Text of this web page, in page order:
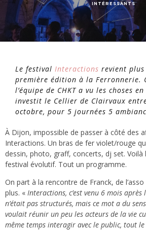
INTÉRESSANTS
Le festival Interactions revient plus
première édition à la Ferronnerie.
l’équipe de CHKT a vu les choses
investit le Cellier de Clairvaux
octobre, pour 5 journées 5
À Dijon, impossible de passer à côté des
Interactions. Un bras de fer violet/rouge
dessin, photo, graff, concerts, dj set.
festival évolutif. Tout un programme.
On part à la rencontre de Franck, de
plus. « Interactions, c’est venu 6 mois après
n’était pas structurés, mais ce mot a du
voulait réunir un peu les acteurs de la vie
même temps interagir avec le public, tout le